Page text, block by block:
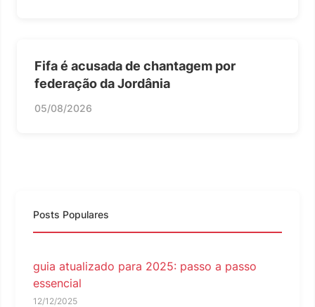
Fifa é acusada de chantagem por
federação da Jordânia
05/08/2026
Posts Populares
guia atualizado para 2025: passo a passo
essencial
12/12/2025